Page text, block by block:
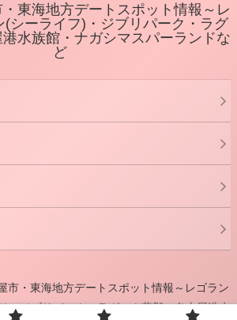
東海地方デートスポット情報～レ
(シーライフ)・ジブリパーク・ラグ
水族館・ナガシマスパーランドな
ど
市・東海地方デートスポット情報～レゴラン
)・ジブリパーク・ラグーナ蒲郡・名古屋港水